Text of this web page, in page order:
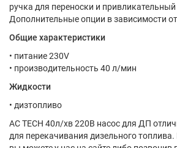
ручка для переноски и
Дополнительные опции в зависимости
Общие характеристики
• питание 230V
• производительность 40 л/мин
Жидкости
• дизтопливо
AC TECH 40л/хв 220В насос для ДП
для перекачивания дизельного